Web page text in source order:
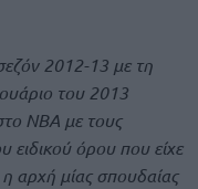
2012-13 με τη
του 2013
ΝΒΑ με τους
ειδικού όρου που είχε
αρχή μίας σπουδαίας